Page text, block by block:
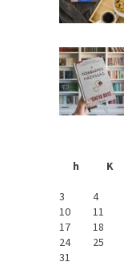
h
K
3
4
10
11
17
18
24
25
31